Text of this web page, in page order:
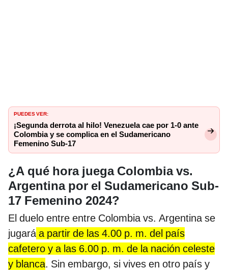
PUEDES VER:
¡Segunda derrota al hilo! Venezuela cae por 1-0 ante
Colombia y se complica en el Sudamericano
Femenino Sub-17
¿A qué hora juega Colombia vs.
Argentina por el Sudamericano Sub-
17 Femenino 2024?
El duelo entre entre Colombia vs. Argentina se
jugará a partir de las 4.00 p. m. del país
cafetero y a las 6.00 p. m. de la nación celeste
y blanca. Sin embargo, si vives en otro país y